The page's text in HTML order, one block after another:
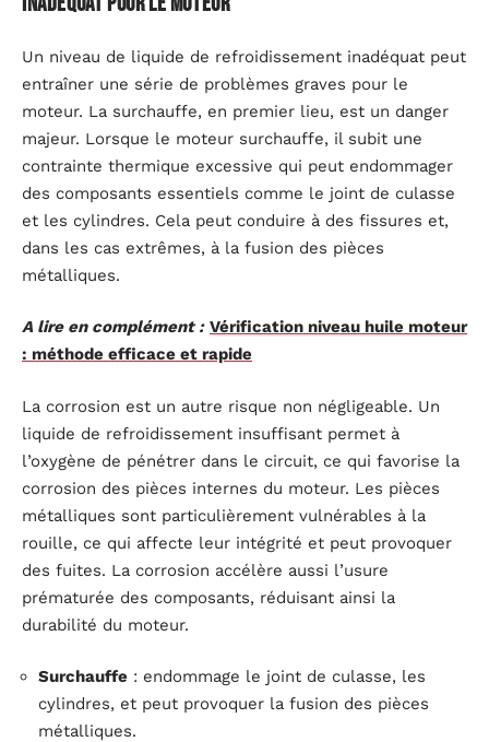
Un niveau de liquide de refroidissement inadéquat peut
entraîner une série de problèmes graves pour le
moteur. La surchauffe, en premier lieu, est un danger
majeur. Lorsque le moteur surchauffe, il subit une
contrainte thermique excessive qui peut endommager
des composants essentiels comme le joint de culasse
et les cylindres. Cela peut conduire à des fissures et,
dans les cas extrêmes, à la fusion des pièces
métalliques.
A lire en complément : Vérification niveau huile moteur
: méthode efficace et rapide
La corrosion est un autre risque non négligeable. Un
liquide de refroidissement insuffisant permet à
l’oxygène de pénétrer dans le circuit, ce qui favorise la
corrosion des pièces internes du moteur. Les pièces
métalliques sont particulièrement vulnérables à la
rouille, ce qui affecte leur intégrité et peut provoquer
des fuites. La corrosion accélère aussi l’usure
prématurée des composants, réduisant ainsi la
durabilité du moteur.
Surchauffe : endommage le joint de culasse, les
cylindres, et peut provoquer la fusion des pièces
métalliques.